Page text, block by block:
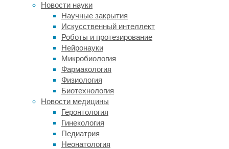
Новости науки
Научные закрытия
Искусственный интеллект
Роботы и протезирование
Нейронауки
Микробиология
Фармакология
Физиология
Биотехнология
Новости медицины
Геронтология
Гинекология
Педиатрия
Неонатология
их
мозг
отличается
от
мозга
одноязычных
еще
до
того
как
они
начинают
говорить.